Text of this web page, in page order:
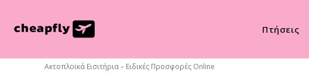
Πτήσεις
Ακτοπλοϊκά Εισιτήρια – Ειδικές Προσφορές Online